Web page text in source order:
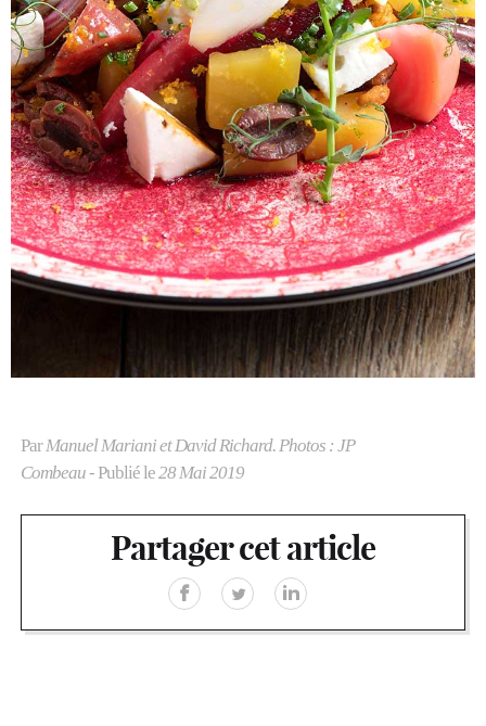
ParManuel Mariani et David Richard. Photos : JP
Combeau- Publié le28 Mai 2019
Partager cet article